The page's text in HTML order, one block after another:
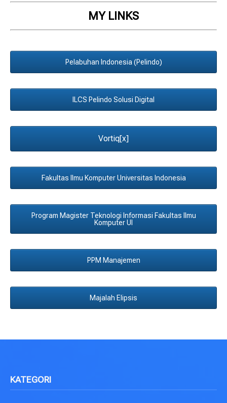
MY LINKS
Pelabuhan Indonesia (Pelindo)
ILCS Pelindo Solusi Digital
Vortiq[x]
Fakultas Ilmu Komputer Universitas Indonesia
Program Magister Teknologi Informasi Fakultas Ilmu
Komputer UI
PPM Manajemen
Majalah Elipsis
KATEGORI